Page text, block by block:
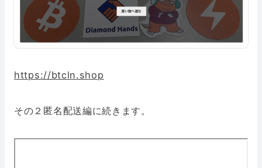
https://btcln.shop
その２匿名配送編に続きます。